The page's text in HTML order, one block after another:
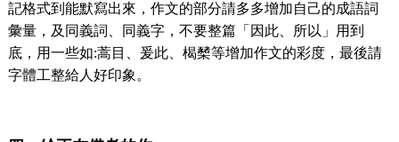
記格式到能默寫出來，作文的部分請多多增加自己的成語詞
彙量，及同義詞、同義字，不要整篇「因此、所以」用到
底，用一些如:蒿目、爰此、楬櫫等增加作文的彩度，最後請
字體工整給人好印象。